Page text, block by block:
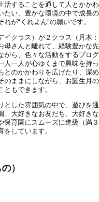
活することを通して人とかかわ
たい、豊かな環境の中で成長の
が“くれよん”の願いです。
クラス）が２クラス（月木：
母さんと離れて、経験豊かな先
がら、色々な活動をするプログ
人一人が心ゆくまで興味を持っ
とのかかわりを広げたり、深め
のままにしながら、お誕生月の
もできます。
とした雰囲気の中で、遊びを通
、大好きなお友だち、大好きな
保育園にスムーズに進級（満３
しています。
）